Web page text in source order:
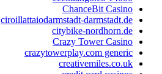
ChanceBit Casino
ciroillattaiodarmstadt-darmstadt.de
citybike-nordhorn.de
Crazy Tower Сasino
crazytowerplay.com generic
creativemiles.co.uk